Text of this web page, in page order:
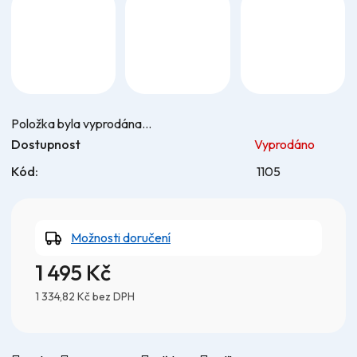
Položka byla vyprodána…
Dostupnost
Vyprodáno
Kód:
1105
Možnosti doručení
1 495 Kč
1 334,82 Kč bez DPH